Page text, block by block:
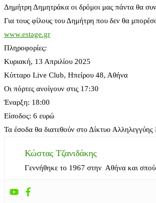
Δημήτρη Δημητράκα οι δρόμοι μας πάντα θα
Για τους φίλους του Δημήτρη που δεν θα
www.estage.gr
Πληροφορίες:
Κυριακή, 13 Απριλίου 2025
Κύτταρο Live Club, Ηπείρου 48, Αθήνα
Οι πόρτες ανοίγουν στις 17:30
Έναρξη: 18:00
Είσοδος: 6 ευρώ
Τα έσοδα θα διατεθούν στο Δίκτυο Αλληλεγγύης
Κώστας Τζανιδάκης
Γεννήθηκε το 1967 στην Αθήνα και